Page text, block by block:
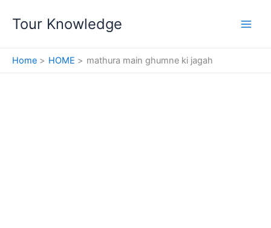
Tour Knowledge
Home HOME mathura main ghumne ki jagah